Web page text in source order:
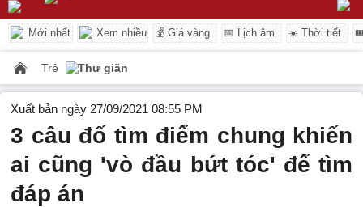
Mới nhất Xem nhiều 💰 Giá vàng 📅 Lịch âm ☀️ Thời tiết
Trẻ Thư giãn
Xuất bản ngày 27/09/2021 08:55 PM
3 câu đố tìm điểm chung khiến
ai cũng 'vò đầu bứt tóc' để tìm
đáp án